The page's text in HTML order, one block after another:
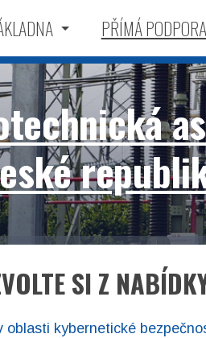
PŘÍMÁ PODPORA
SI Z
oblasti kybernetické